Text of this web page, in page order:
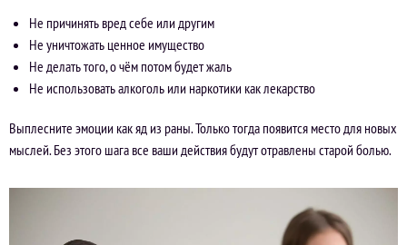
Не причинять вред себе или другим
Не уничтожать ценное имущество
Не делать того, о чём потом будет жаль
Не использовать алкоголь или наркотики как лекарство
Выплесните эмоции как яд из раны. Только тогда появится место для новых
мыслей. Без этого шага все ваши действия будут отравлены старой болью.